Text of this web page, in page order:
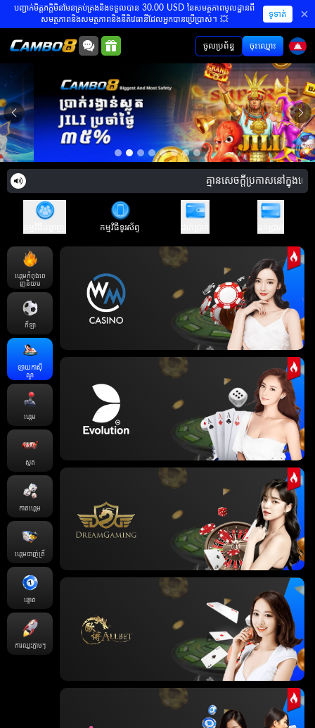
បញ្ជាក់មិត្តភក្តិមិនមែនគ្រប់គ្រងនិងទទួលបាន 30.00 USD នៃសមត្ថភាពមូលដ្ឋានពី
សមត្ថភាពនិងសមត្ថភាពនិងនីតិវេធានីដែលអ្នកបានប្រើប្រាស់។ 💥
ទូទាត់
ចុះឈ្មោះ
ចូលប្រព័ន្ធ
គ្មានសេចក្តីប្រកាសនៅក្នុងពេល
កម្មវិធីទូរស័ព្ទ
ហ្គេមកំពុងពេ
ញនិយម
កីឡា
ឡាយកាសុី
ណូ
ហ្គេម
ស្លត
កាតហ្គេម
ហ្គេមបាញ់ត្រី
ឆ្នោត
ការឈ្នះភ្លាមៗ